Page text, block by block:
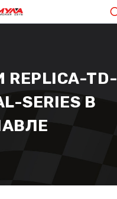
TD-
SERIES В